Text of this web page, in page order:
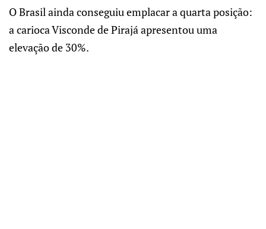
O Brasil ainda conseguiu emplacar a quarta posição:
a carioca Visconde de Pirajá apresentou uma
elevação de 30%.